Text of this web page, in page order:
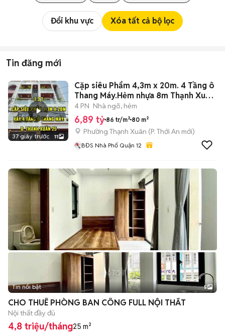
Đổi khu vực Xóa tất cả bộ lọc
Tin đăng mới
37 giây trước 11
Cặp siêu Phẩm 4,3m x 20m. 4 Tầng ô
Thang Máy.Hẻm nhựa 8m Thạnh Xuân
25
4 PN Nhà ngõ, hẻm
6,89 tỷ 86 tr/m² 80 m²
Phường Thạnh Xuân (P. Thới An mới)
BĐS Nhà Phố Quận 12
Tin nổi bật 5
CHO THUÊ PHÒNG BAN CÔNG FULL NỘI THẤT
Nội thất đầy đủ
4,8 triệu/tháng25 m²